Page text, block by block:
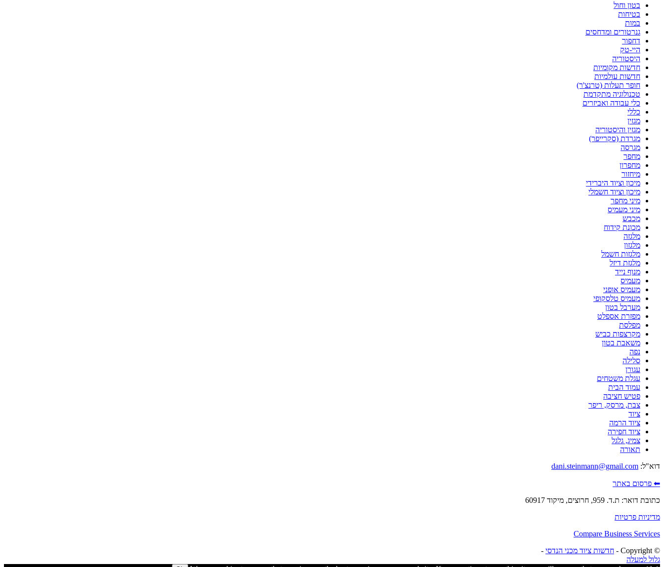
בטון וחול
בטיחות
במות
גנרטורים ומדחסים
דחפור
היי-טק
היסטוריה
חדשות מקומיות
חדשות עולמיות
חופר תעלות (טרנצ'ר)
טכנולוגיה מתקדמת
כלי עבודה ואביזרים
כללי
מגזין
מגזין והיסטוריה
מגרדת (סקרייפר)
מגרסה
מחפר
מחפרון
מיחזור
מיכון וציוד היברידי
מיכון וציוד חשמלי
מיני מחפר
מיני מעמיס
מכבש
מכונת קידוח
מלגזה
מלגזון
מלגזות חשמל
מלגזת דיזל
מנוף נייד
מעמיס
מעמיס אופני
מעמיס טלסקופי
מערבל בטון
מפזרת אספלט
מפלסת
מקרצפות כביש
משאבת בטון
נפה
סלילה
עגורן
עגלת משטחים
עמוד הבית
פטיש חציבה
צבת, מרסק, ריפר
ציוד
ציוד הרמה
ציוד חפירה
צמיג, גלגל
תאורה
דוא"ל: dani.steinmann@gmail.com
⬅ פרסום באתר
כתובת דואר: ת.ד. 959, חרוצים, מיקוד 60917
מדיניות פרטיות
Compare Business Services
© ‫Copyright -
חדשות ציוד מכני הנדסי -
גלול למעלה